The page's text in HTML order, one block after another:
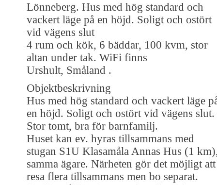
Lönneberg. Hus med hög standard och
vackert läge på en höjd. Soligt och ostört
vid vägens slut
4 rum och kök, 6 bäddar, 100 kvm, stor
altan under tak. WiFi finns
Urshult, Småland .
Objektbeskrivning
Hus med hög standard och vackert läge
en höjd. Soligt och ostört vid vägens slut.
Stor tomt, bra för barnfamilj.
Huset kan ev. hyras tillsammans med
stugan S1U Klasamåla Annas Hus (1
samma ägare. Närheten gör det möjligt att
resa flera tillsammans men bo separat.